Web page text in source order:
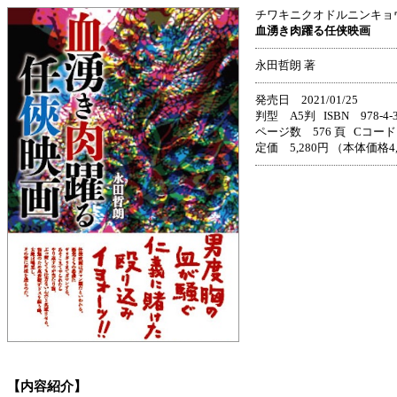
チワキニクオドルニンキョ
血湧き肉躍る任侠映画
永田哲朗 著
発売日 2021/01/25
判型 A5判 ISBN 978-4-
ページ数 576 頁 Cコー
定価 5,280円 （本体価格
【内容紹介】